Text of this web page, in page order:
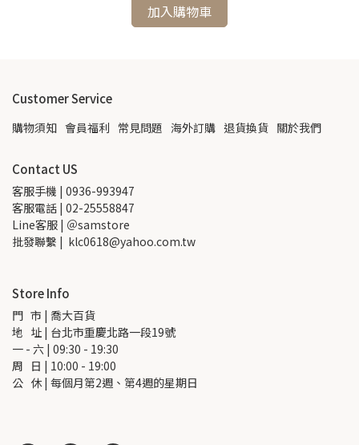
加入購物車
Customer Service
購物須知 會員福利 常見問題 海外訂購 退貨換貨 關於我們
Contact US
客服手機 | 0936-993947
客服電話 | 02-25558847
Line客服 | ＠samstore
批發聯繫 |  klc0618@yahoo.com.tw
Store Info
門   市 | 喬大百貨
地   址 | 台北市重慶北路一段19號
一 - 六 | 09:30 - 19:30
周   日 | 10:00 - 19:00
公   休 | 每個月第2週、第4週的星期日